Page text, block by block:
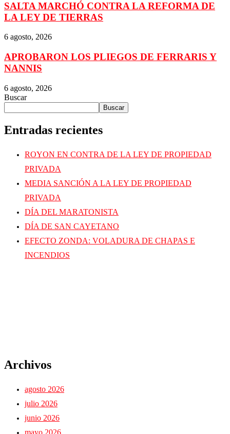
SALTA MARCHÓ CONTRA LA REFORMA DE
LA LEY DE TIERRAS
6 agosto, 2026
APROBARON LOS PLIEGOS DE FERRARIS Y
NANNIS
6 agosto, 2026
Buscar
Buscar
Entradas recientes
ROYON EN CONTRA DE LA LEY DE PROPIEDAD
PRIVADA
MEDIA SANCIÓN A LA LEY DE PROPIEDAD
PRIVADA
DÍA DEL MARATONISTA
DÍA DE SAN CAYETANO
EFECTO ZONDA: VOLADURA DE CHAPAS E
INCENDIOS
Archivos
agosto 2026
julio 2026
junio 2026
mayo 2026